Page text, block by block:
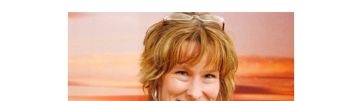
Sponsoren
Kontakt & Anfahrt
Impressum
Datenschutzerklärung